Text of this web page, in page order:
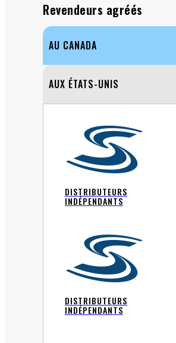
Revendeurs agréés
AU CANADA
AUX ÉTATS-UNIS
DISTRIBUTEURS
INDÉPENDANTS
DISTRIBUTEURS
INDÉPENDANTS